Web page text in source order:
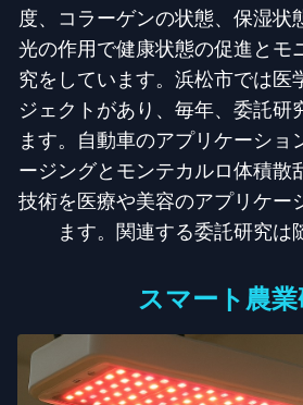
度、コラーゲンの状態、保湿状
光の作用で健康状態の促進とモ
究をしています。浜松市では医
ジェクトがあり、毎年、委託研
ます。自動車のアプリケーショ
ージングとモンテカルロ体積散
技術を医療や美容のアプリケー
ます。関連する委託研究は
スマート農